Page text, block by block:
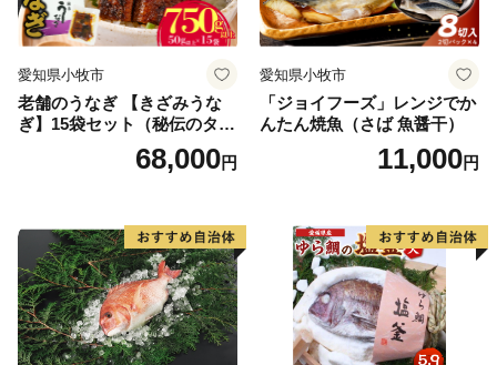
愛知県小牧市
老舗のうなぎ 【きざみうな
ぎ】15袋セット（秘伝のタレ
68,000円
愛知県小牧市
「ジョイフーズ」レンジでか
んたん焼魚（さば 魚醤干）
11,000円